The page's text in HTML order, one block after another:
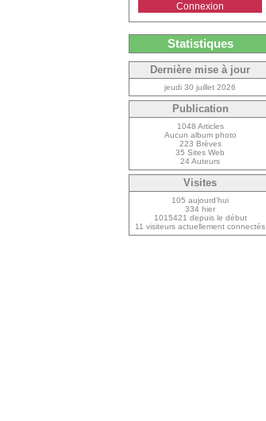
Connexion
Statistiques
Dernière mise à jour
jeudi 30 juillet 2026
Publication
1048 Articles
Aucun album photo
223 Brèves
35 Sites Web
24 Auteurs
Visites
105 aujourd’hui
334 hier
1015421 depuis le début
11 visiteurs actuellement connectés